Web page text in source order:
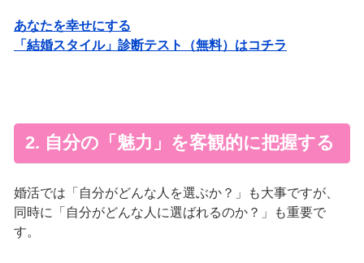
あなたを幸せにする
「結婚スタイル」診断テスト（無料）はコチラ
2. 自分の「魅力」を客観的に把握する
婚活では「自分がどんな人を選ぶか？」も大事ですが、
同時に「自分がどんな人に選ばれるのか？」も重要で
す。